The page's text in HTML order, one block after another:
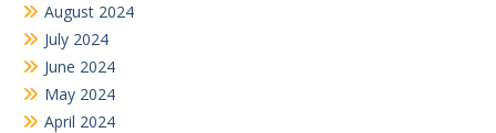
August 2024
July 2024
June 2024
May 2024
April 2024